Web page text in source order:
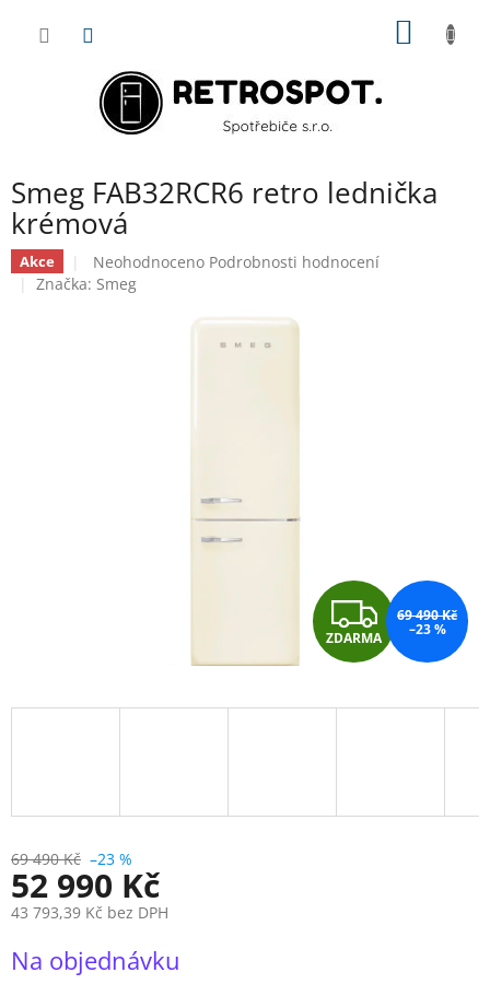
Smeg FAB32RCR6 retro lednička
krémová
Akce
Průměrné
hodnocení
Neohodnoceno Podrobnosti hodnocení
Značka: Smeg
Z
D
A
ZDARMA
69 490 Kč
–23 %
69 490 Kč –23 %
52 990 Kč
43 793,39 Kč bez DPH
cena:
Na objednávku